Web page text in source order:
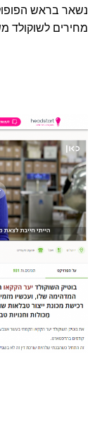
נשאר בראש
מחירים לשוקולד